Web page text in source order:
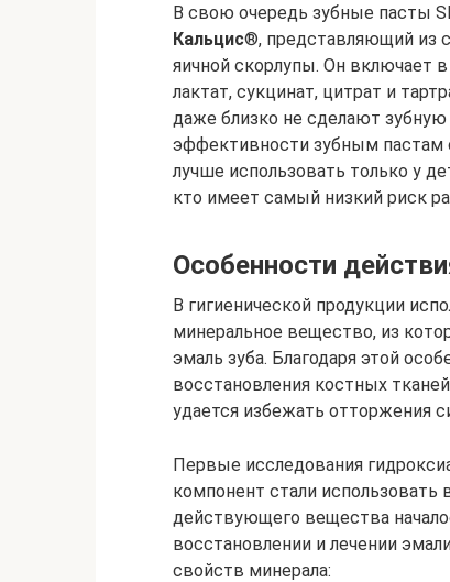
В свою очередь зубные пасты
Кальцис®, представляющий из
яичной скорлупы. Он включает
лактат, сукцинат, цитрат и
даже близко не сделают
эффективности зубным пастам
лучше использовать только у
кто имеет самый низкий риск
Особенности
В гигиенической продукции
минеральное вещество, из
эмаль зуба. Благодаря этой
восстановления костных
удается избежать отторжения
Первые исследования
компонент стали
действующего вещества
восстановлении и лечении
свойств минерала: